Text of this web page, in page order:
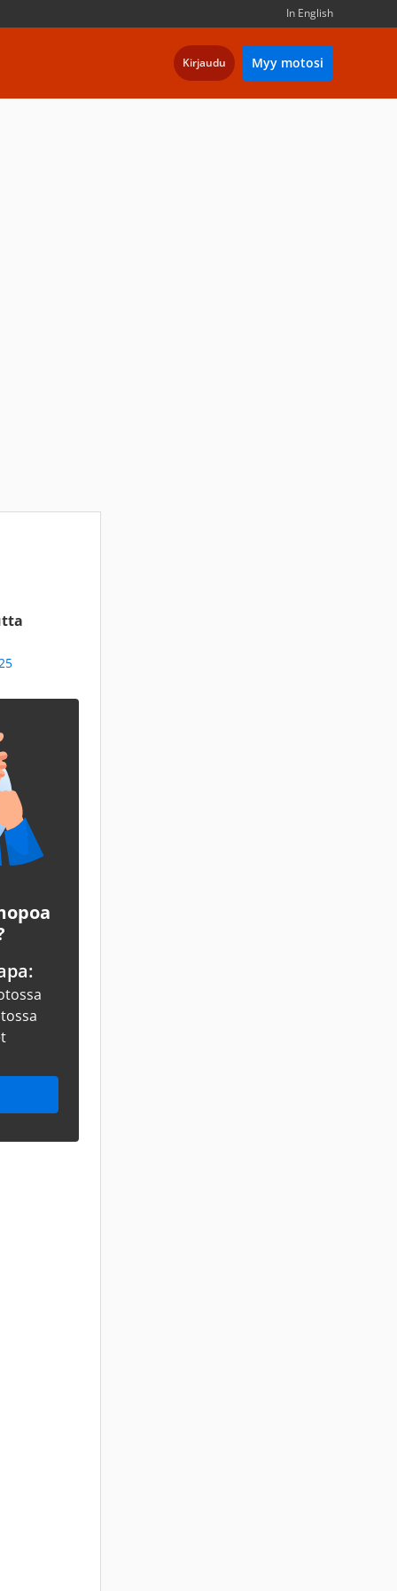
In English
Kirjaudu Myy motosi